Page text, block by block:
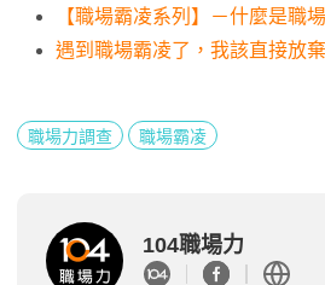
【職場霸凌系列】－什麼是職
遇到職場霸凌了，我該直接放
職場力調查 職場霸凌
104職場力